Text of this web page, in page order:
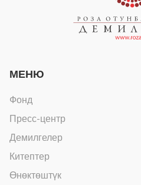
МЕНЮ
Фонд
Пресс-центр
Демилгелер
Китептер
Өнөктөштүк